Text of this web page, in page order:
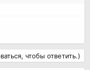
чтобы ответить.)